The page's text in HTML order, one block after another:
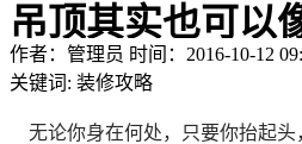
吊顶其实也可以
丽
作者：管理员 时间：2016-10-12
关键词: 装修攻略
无论你身在何处，只要你抬起头